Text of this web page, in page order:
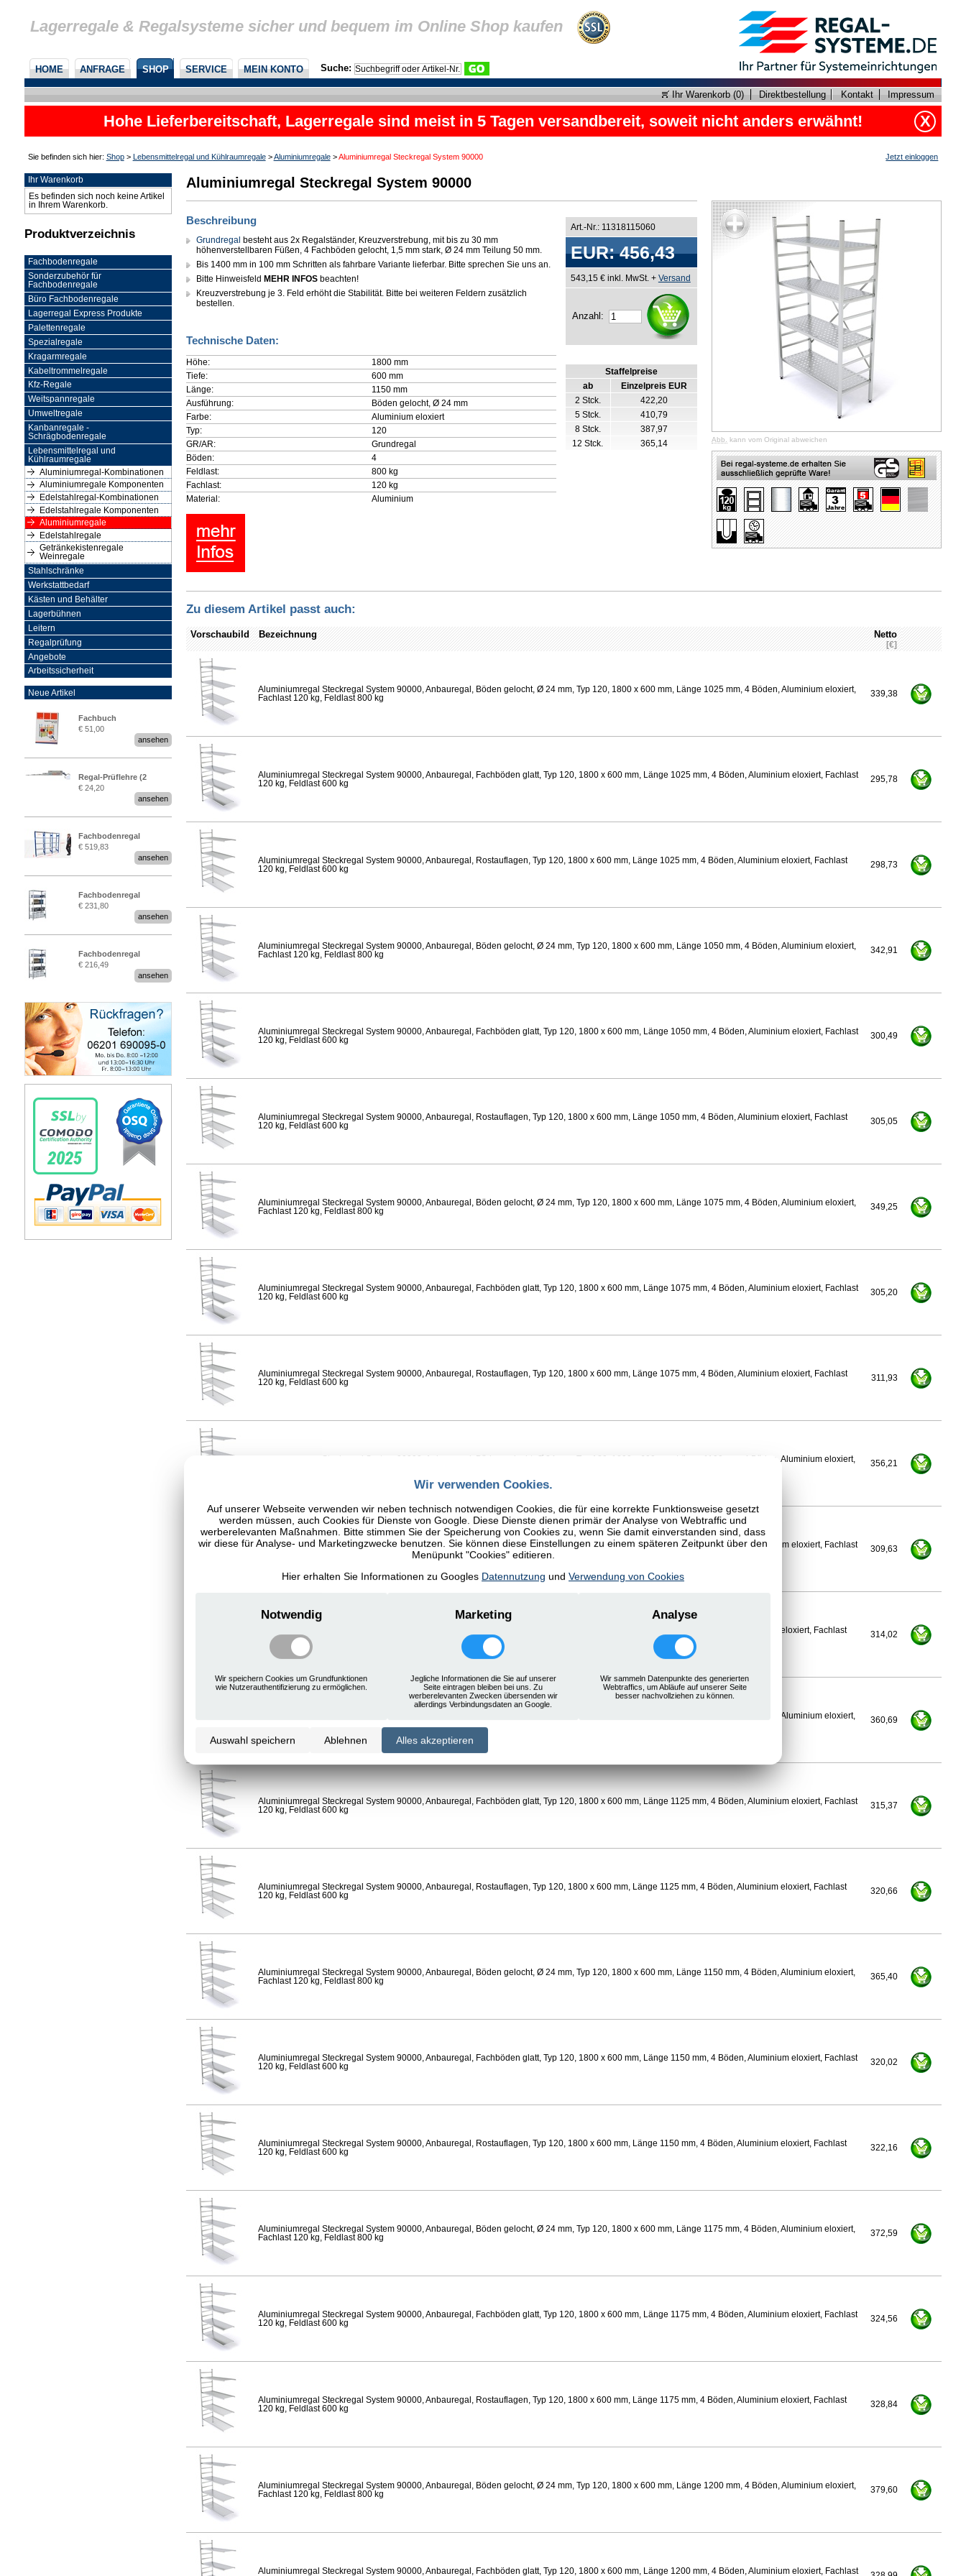
Lagerregale & Regalsysteme sicher und bequem im Online Shop kaufen
HOME ANFRAGE SHOP SERVICE MEIN KONTO Suche:
Ihr Warenkorb (0) Direktbestellung Kontakt Impressum
Hohe Lieferbereitschaft, Lagerregale sind meist in 5 Tagen versandbereit, soweit nicht anders erwähnt! X
Jetzt einloggen
Sie befinden sich hier: Shop> Lebensmittelregal und Kühlraumregale>Aluminiumregale>Aluminiumregal Steckregal System 90000
Ihr Warenkorb
Es befinden sich noch keine Artikel
in Ihrem Warenkorb.
Produktverzeichnis
Fachbodenregale
Sonderzubehör für
Fachbodenregale
Büro Fachbodenregale
Lagerregal Express Produkte
Palettenregale
Spezialregale
Kragarmregale
Kabeltrommelregale
Kfz-Regale
Weitspannregale
Umweltregale
Kanbanregale -
Schrägbodenregale
Lebensmittelregal und
Kühlraumregale
Aluminiumregal-Kombinationen
Aluminiumregale Komponenten
Edelstahlregal-Kombinationen
Edelstahlregale Komponenten
Aluminiumregale
Edelstahlregale
Getränkekistenregale
Weinregale
Stahlschränke
Werkstattbedarf
Kästen und Behälter
Lagerbühnen
Leitern
Regalprüfung
Angebote
Arbeitssicherheit
Neue Artikel
Fachbuch
„Regalprüfung nach DIN
€ 51,00
ansehen
Regal-Prüflehre (2
Stück)
€ 24,20
ansehen
Fachbodenregal
Stecksystem MultiPlus
2,25 Meter breit
€ 519,83
ansehen
Fachbodenregal
Stecksystem MultiPlus
€ 231,80
ansehen
Fachbodenregal
Stecksystem MultiPlus
€ 216,49
ansehen
Aluminiumregal Steckregal System 90000
Abb. kann vom Original abweichen
Art.-Nr.: 11318115060
EUR: 456,43
543,15 € inkl. MwSt. + Versand
Anzahl:
Staffelpreise
ab
Einzelpreis EUR
2 Stck.
422,20
5 Stck.
410,79
8 Stck.
387,97
12 Stck.
365,14
Beschreibung
Grundregal besteht aus 2x Regalständer, Kreuzverstrebung, mit bis zu 30 mm
höhenverstellbaren Füßen, 4 Fachböden gelocht, 1,5 mm stark, Ø 24 mm Teilung 50 mm.
Bis 1400 mm in 100 mm Schritten als fahrbare Variante lieferbar. Bitte sprechen Sie uns an.
Bitte Hinweisfeld MEHR INFOS beachten!
Kreuzverstrebung je 3. Feld erhöht die Stabilität. Bitte bei weiteren Feldern zusätzlich
bestellen.
Technische Daten:
Höhe:
1800 mm
Tiefe:
600 mm
Länge:
1150 mm
Ausführung:
Böden gelocht, Ø 24 mm
Farbe:
Aluminium eloxiert
Typ:
120
GR/AR:
Grundregal
Böden:
4
Feldlast:
800 kg
Fachlast:
120 kg
Material:
Aluminium
Zu diesem Artikel passt auch:
Vorschaubild Bezeichnung Netto
[€]
Aluminiumregal Steckregal System 90000, Anbauregal, Böden gelocht, Ø 24 mm, Typ 120, 1800 x 600 mm, Länge 1025 mm, 4 Böden, Aluminium eloxiert,
Fachlast 120 kg, Feldlast 800 kg
339,38
Aluminiumregal Steckregal System 90000, Anbauregal, Fachböden glatt, Typ 120, 1800 x 600 mm, Länge 1025 mm, 4 Böden, Aluminium eloxiert, Fachlast
120 kg, Feldlast 600 kg
295,78
Aluminiumregal Steckregal System 90000, Anbauregal, Rostauflagen, Typ 120, 1800 x 600 mm, Länge 1025 mm, 4 Böden, Aluminium eloxiert, Fachlast
120 kg, Feldlast 600 kg
298,73
Aluminiumregal Steckregal System 90000, Anbauregal, Böden gelocht, Ø 24 mm, Typ 120, 1800 x 600 mm, Länge 1050 mm, 4 Böden, Aluminium eloxiert,
Fachlast 120 kg, Feldlast 800 kg
342,91
Aluminiumregal Steckregal System 90000, Anbauregal, Fachböden glatt, Typ 120, 1800 x 600 mm, Länge 1050 mm, 4 Böden, Aluminium eloxiert, Fachlast
120 kg, Feldlast 600 kg
300,49
Aluminiumregal Steckregal System 90000, Anbauregal, Rostauflagen, Typ 120, 1800 x 600 mm, Länge 1050 mm, 4 Böden, Aluminium eloxiert, Fachlast
120 kg, Feldlast 600 kg
305,05
Aluminiumregal Steckregal System 90000, Anbauregal, Böden gelocht, Ø 24 mm, Typ 120, 1800 x 600 mm, Länge 1075 mm, 4 Böden, Aluminium eloxiert,
Fachlast 120 kg, Feldlast 800 kg
349,25
Aluminiumregal Steckregal System 90000, Anbauregal, Fachböden glatt, Typ 120, 1800 x 600 mm, Länge 1075 mm, 4 Böden, Aluminium eloxiert, Fachlast
120 kg, Feldlast 600 kg
305,20
Aluminiumregal Steckregal System 90000, Anbauregal, Rostauflagen, Typ 120, 1800 x 600 mm, Länge 1075 mm, 4 Böden, Aluminium eloxiert, Fachlast
120 kg, Feldlast 600 kg
311,93
Aluminiumregal Steckregal System 90000, Anbauregal, Böden gelocht, Ø 24 mm, Typ 120, 1800 x 600 mm, Länge 1100 mm, 4 Böden, Aluminium eloxiert,
356,21
Aluminiumregal Steckregal System 90000, Anbauregal, Fachböden glatt, Typ 120, 1800 x 600 mm, Länge 1100 mm, 4 Böden, Aluminium eloxiert, Fachlast
309,63
Aluminiumregal Steckregal System 90000, Anbauregal, Rostauflagen, Typ 120, 1800 x 600 mm, Länge 1100 mm, 4 Böden, Aluminium eloxiert, Fachlast
120 kg, Feldlast 600 kg
314,02
Aluminiumregal Steckregal System 90000, Anbauregal, Böden gelocht, Ø 24 mm, Typ 120, 1800 x 600 mm, Länge 1125 mm, 4 Böden, Aluminium eloxiert,
360,69
Aluminiumregal Steckregal System 90000, Anbauregal, Fachböden glatt, Typ 120, 1800 x 600 mm, Länge 1125 mm, 4 Böden, Aluminium eloxiert, Fachlast
120 kg, Feldlast 600 kg
315,37
Aluminiumregal Steckregal System 90000, Anbauregal, Rostauflagen, Typ 120, 1800 x 600 mm, Länge 1125 mm, 4 Böden, Aluminium eloxiert, Fachlast
120 kg, Feldlast 600 kg
320,66
Aluminiumregal Steckregal System 90000, Anbauregal, Böden gelocht, Ø 24 mm, Typ 120, 1800 x 600 mm, Länge 1150 mm, 4 Böden, Aluminium eloxiert,
Fachlast 120 kg, Feldlast 800 kg
365,40
Aluminiumregal Steckregal System 90000, Anbauregal, Fachböden glatt, Typ 120, 1800 x 600 mm, Länge 1150 mm, 4 Böden, Aluminium eloxiert, Fachlast
120 kg, Feldlast 600 kg
320,02
Aluminiumregal Steckregal System 90000, Anbauregal, Rostauflagen, Typ 120, 1800 x 600 mm, Länge 1150 mm, 4 Böden, Aluminium eloxiert, Fachlast
120 kg, Feldlast 600 kg
322,16
Aluminiumregal Steckregal System 90000, Anbauregal, Böden gelocht, Ø 24 mm, Typ 120, 1800 x 600 mm, Länge 1175 mm, 4 Böden, Aluminium eloxiert,
Fachlast 120 kg, Feldlast 800 kg
372,59
Aluminiumregal Steckregal System 90000, Anbauregal, Fachböden glatt, Typ 120, 1800 x 600 mm, Länge 1175 mm, 4 Böden, Aluminium eloxiert, Fachlast
120 kg, Feldlast 600 kg
324,56
Aluminiumregal Steckregal System 90000, Anbauregal, Rostauflagen, Typ 120, 1800 x 600 mm, Länge 1175 mm, 4 Böden, Aluminium eloxiert, Fachlast
120 kg, Feldlast 600 kg
328,84
Aluminiumregal Steckregal System 90000, Anbauregal, Böden gelocht, Ø 24 mm, Typ 120, 1800 x 600 mm, Länge 1200 mm, 4 Böden, Aluminium eloxiert,
Fachlast 120 kg, Feldlast 800 kg
379,60
Aluminiumregal Steckregal System 90000, Anbauregal, Fachböden glatt, Typ 120, 1800 x 600 mm, Länge 1200 mm, 4 Böden, Aluminium eloxiert, Fachlast
Wir verwenden Cookies.
Auf unserer Webseite verwenden wir neben technisch notwendigen Cookies, die für eine korrekte Funktionsweise gesetzt
werden müssen, auch Cookies für Dienste von Google. Diese Dienste dienen primär der Analyse von Webtraffic und
werberelevanten Maßnahmen. Bitte stimmen Sie der Speicherung von Cookies zu, wenn Sie damit einverstanden sind, dass
wir diese für Analyse- und Marketingzwecke benutzen. Sie können diese Einstellungen zu einem späteren Zeitpunkt über den
Menüpunkt "Cookies" editieren.
Hier erhalten Sie Informationen zu Googles Datennutzung und Verwendung von Cookies
Notwendig
Wir speichern Cookies um Grundfunktionen
wie Nutzerauthentifizierung zu ermöglichen.
Marketing
Jegliche Informationen die Sie auf unserer
Seite eintragen bleiben bei uns. Zu
werberelevanten Zwecken übersenden wir
allerdings Verbindungsdaten an Google.
Analyse
Wir sammeln Datenpunkte des generierten
Webtraffics, um Abläufe auf unserer Seite
besser nachvollziehen zu können.
Auswahl speichern Ablehnen Alles akzeptieren